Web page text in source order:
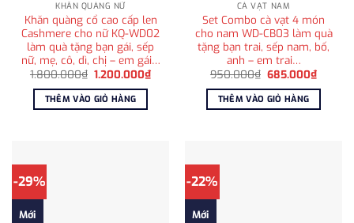
KHĂN QUÀNG NỮ
Khăn quàng cổ cao cấp len
Cashmere cho nữ KQ-WD02
làm quà tặng bạn gái, sếp
nữ, mẹ, cô, dì, chị – em gái…
1.800.000₫ Giá
là:
1.800.000₫.
1.200.000₫Giá
THÊM VÀO GIỎ HÀNG
CÀ VẠT NAM
Set Combo cà vạt 4 món
cho nam WD-CB03 làm quà
tặng bạn trai, sếp nam, bố,
anh – em trai…
950.000₫ Giá
là:
950.000₫.
685.000₫Giá
tại
THÊM VÀO GIỎ HÀNG
-29%
Mới
-22%
Mới